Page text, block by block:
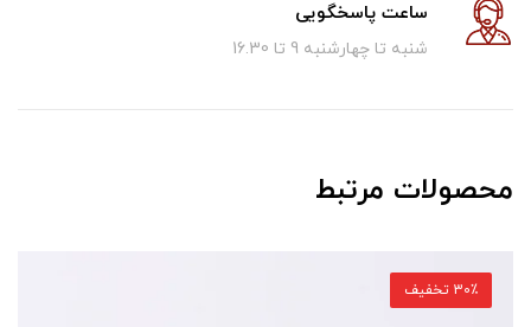
ساعت پاسخگویی
شنبه تا چهارشنبه 9 تا 16.30
محصولات مرتبط
30٪ تخفیف